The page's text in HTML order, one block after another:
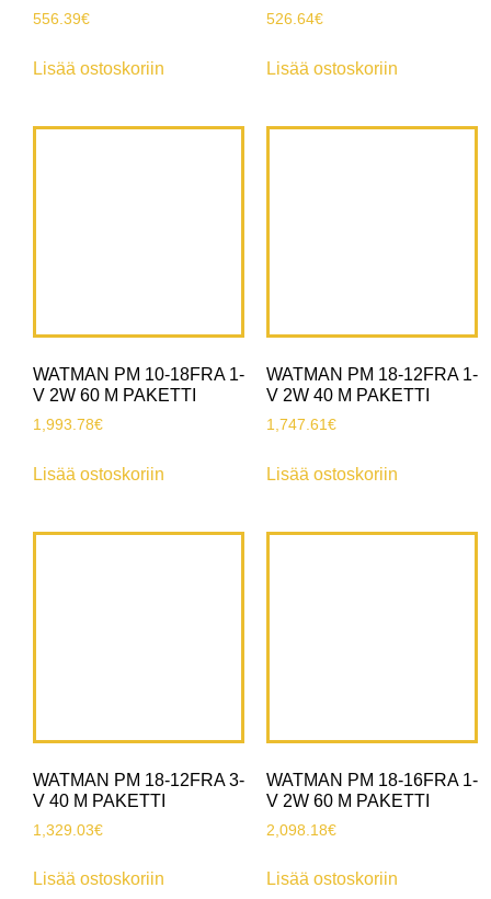
556.39€
Lisää ostoskoriin
526.64€
Lisää ostoskoriin
WATMAN PM 10-18FRA 1-
V 2W 60 M PAKETTI
1,993.78€
Lisää ostoskoriin
WATMAN PM 18-12FRA 1-
V 2W 40 M PAKETTI
1,747.61 €
Lisää ostoskoriin
WATMAN PM 18-12FRA 3-
V 40 M PAKETTI
1,329.03€
Lisää ostoskoriin
WATMAN PM 18-16FRA 1-
V 2W 60 M PAKETTI
2,098.18€
Lisää ostoskoriin